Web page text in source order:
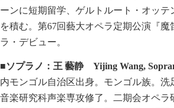
ーンに短期留学、ゲルトルート・オッテ
を積む。第67回藝大オペラ定期公演『
ラ・デビュー。
■ソプラノ：王 藝静 Yijing Wang,
内モンゴル自治区出身。モンゴル族。洗
音楽研究科声楽専攻修了。二期会オペラ